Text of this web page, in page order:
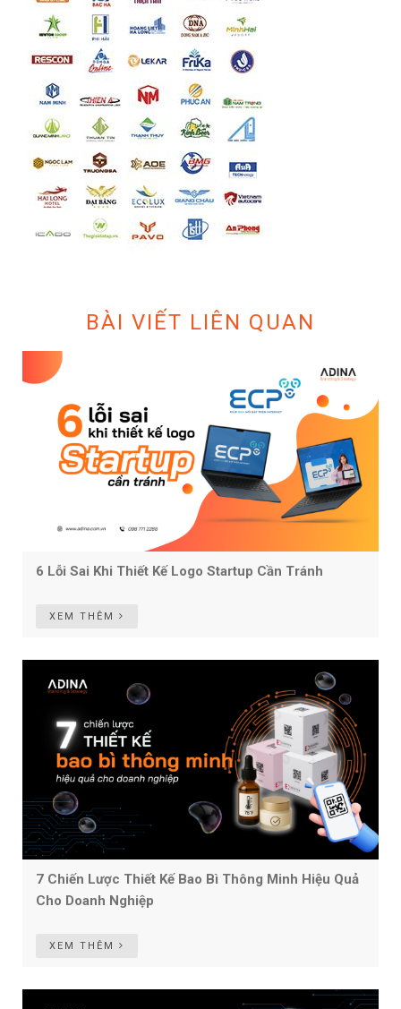
BÀI VIẾT LIÊN QUAN
6 Lỗi Sai Khi Thiết Kế Logo Startup Cần Tránh
XEM THÊM
7 Chiến Lược Thiết Kế Bao Bì Thông Minh Hiệu Quả
Cho Doanh Nghiệp
XEM THÊM